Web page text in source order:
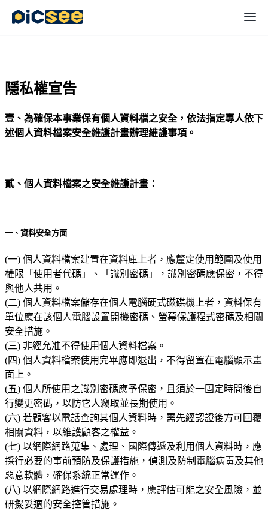
隱私權宣告
壹、為確保本事業保有個人資料檔之安全，依法指定專人依下
述個人資料檔案安全維護計畫辦理維護事項。
貳、個人資料檔案之安全維護計畫：
一、資料安全方面
(一) 個人資料檔案建置在資料庫上者，應釐定使用範圍及使用
權限「使用者代碼」、「識別密碼」，識別密碼應保密，不得
與他人共用。
(二) 個人資料檔案儲存在個人電腦硬式磁碟機上者，資料保有
單位應在該個人電腦設置開機密碼、螢幕保護程式密碼及相關
安全措施。
(三) 非經允准不得使用個人資料檔案。
(四) 個人資料檔案使用完畢應即退出，不得留置在電腦顯示畫
面上。
(五) 個人所使用之識別密碼應予保密，且須於一固定時間後自
行變更密碼，以防它人竊取並長期使用。
(六) 若顧客以電話查詢其個人資料時，需先經認證後方可回覆
相關資料，以維護顧客之權益。
(七) 以網際網路蒐集、處理、國際傳遞及利用個人資料時，應
採行必要的事前預防及保護措施，偵測及防制電腦病毒及其他
惡意軟體，確保系統正常運作。
(八) 以網際網路進行交易處理時，應評估可能之安全風險，並
研擬妥適的安全控管措施。